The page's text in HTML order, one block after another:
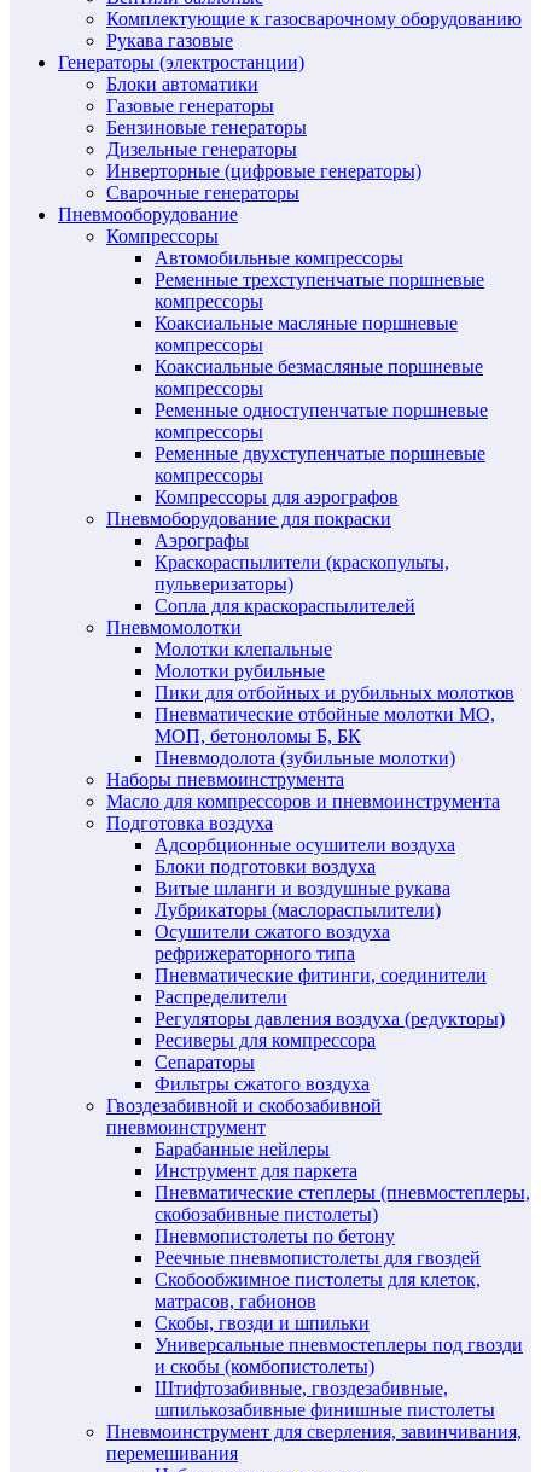
Комплектующие к газосварочному оборудованию
Рукава газовые
Генераторы (электростанции)
Блоки автоматики
Газовые генераторы
Бензиновые генераторы
Дизельные генераторы
Инверторные (цифровые генераторы)
Сварочные генераторы
Пневмооборудование
Компрессоры
Автомобильные компрессоры
Ременные трехступенчатые поршневые
компрессоры
Коаксиальные масляные поршневые
компрессоры
Коаксиальные безмасляные поршневые
компрессоры
Ременные одноступенчатые поршневые
компрессоры
Ременные двухступенчатые поршневые
компрессоры
Компрессоры для аэрографов
Пневмоборудование для покраски
Аэрографы
Краскораспылители (краскопульты,
пульверизаторы)
Сопла для краскораспылителей
Пневмомолотки
Молотки клепальные
Молотки рубильные
Пики для отбойных и рубильных молотков
Пневматические отбойные молотки МО,
МОП, бетоноломы Б, БК
Пневмодолота (зубильные молотки)
Наборы пневмоинструмента
Масло для компрессоров и пневмоинструмента
Подготовка воздуха
Адсорбционные осушители воздуха
Блоки подготовки воздуха
Витые шланги и воздушные рукава
Лубрикаторы (маслораспылители)
Осушители сжатого воздуха
рефрижераторного типа
Пневматические фитинги, соединители
Распределители
Регуляторы давления воздуха (редукторы)
Ресиверы для компрессора
Сепараторы
Фильтры сжатого воздуха
Гвоздезабивной и скобозабивной
пневмоинструмент
Барабанные нейлеры
Инструмент для паркета
Пневматические степлеры (пневмостеплеры,
скобозабивные пистолеты)
Пневмопистолеты по бетону
Реечные пневмопистолеты для гвоздей
Скобообжимное пистолеты для клеток,
матрасов, габионов
Скобы, гвозди и шпильки
Универсальные пневмостеплеры под гвозди
и скобы (комбопистолеты)
Штифтозабивные, гвоздезабивные,
шпилькозабивные финишные пистолеты
Пневмоинструмент для сверления, завинчивания,
перемешивания